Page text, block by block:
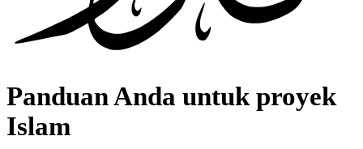
Panduan Anda untuk proyek
Islam